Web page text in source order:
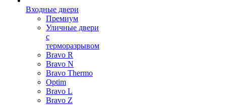
Входные двери
Премиум
Уличные двери
с
терморазрывом
Bravo R
Bravo N
Bravo Thermo
Optim
Bravo L
Bravo Z